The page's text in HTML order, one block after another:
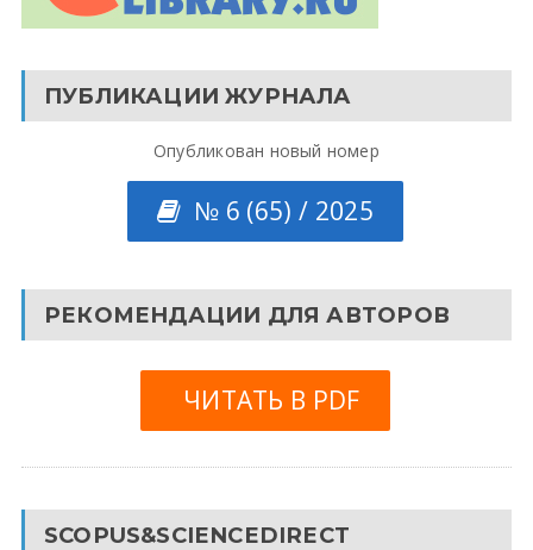
ПУБЛИКАЦИИ ЖУРНАЛА
Опубликован новый номер
№ 6 (65) / 2025
РЕКОМЕНДАЦИИ ДЛЯ АВТОРОВ
ЧИТАТЬ В PDF
SCOPUS&SCIENCEDIRECT